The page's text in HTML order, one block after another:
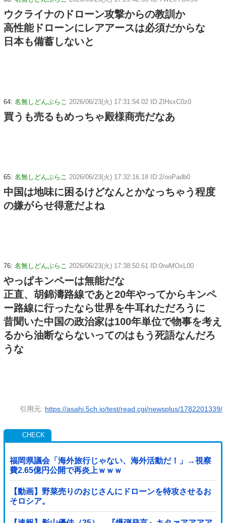
ウクライナのドローン攻撃からの教訓か
高性能ドローンにレアアースは必須だからな
日本も備蓄しないと
64: 名無しどんぶらこ 2026/06/23(火) 17:31:54.02 ID:ZlHsxC0z0
買うも売るもめっちゃ殿様商売だなあ
65: 名無しどんぶらこ 2026/06/23(火) 17:32:16.18 ID:2/ooPadb0
中国は地味に困るけどなんとかなっちゃう程度
の嫌がらせ得意だよね
76: 名無しどんぶらこ 2026/06/23(火) 17:38:50.61 ID:0rwMOxL00
やっぱキンペーは無能だな
正直、胡錦濤路線であと20年やってからキンペ
ー路線に行ったなら世界を牛耳れただろうに
昔聞いた中国の政治家は100年単位で物事を考え
るから油断ならないってのはもう死語なんだろ
うな
引用元: https://asahi.5ch.io/test/read.cgi/newsplus/1782201339/
福岡県議会「海外旅行じゃない、海外活動だ！」→視察
費2.65億円公開で再炎上ｗｗｗ
【動画】野菜売りのおじさんにドローンを特攻させるお
そロシア。